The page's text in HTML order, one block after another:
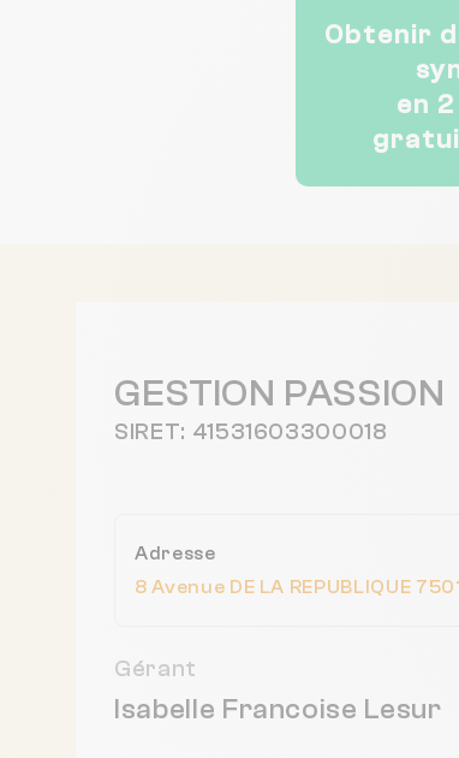
Obtenir
en
GESTION PASSION
SIRET: 41531603300018
Adresse
8 Avenue DE LA REPUBLIQUE
Gérant
Isabelle Francoise Lesur